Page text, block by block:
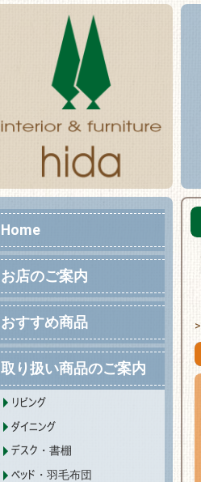
>
Home
お店のご案内
おすすめ商品
取り扱い商品のご案内
リビング
ダイニング
デスク・書棚
ベッド・羽毛布団